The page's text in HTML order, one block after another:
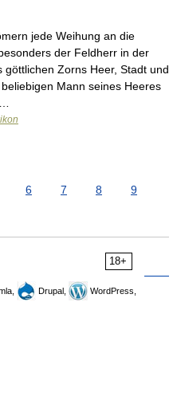
jede Weihung an die
der Feldherr in der
Zorns Heer, Stadt und
Mann seines Heeres
6 7 8
9
18+
Drupal,
WordPress,